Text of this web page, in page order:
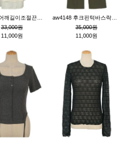
33,000원
11,000원
35,000원
11,000원